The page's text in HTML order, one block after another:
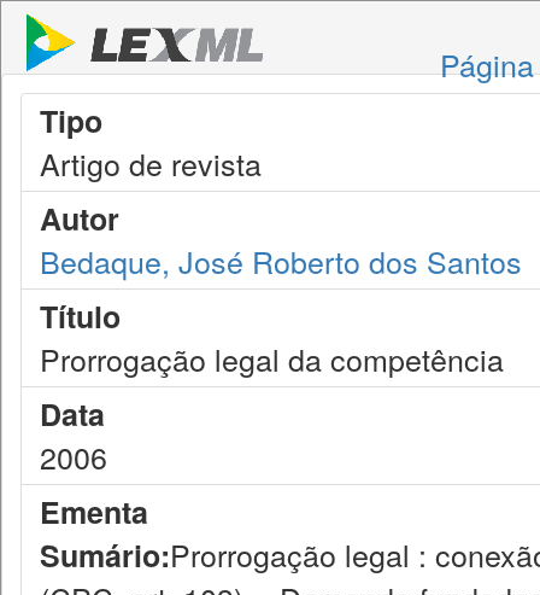
Tipo
Artigo de revista
Autor
Bedaque, José Roberto dos Santos
Título
Prorrogação legal da competência
Data
2006
Ementa
Sumário:Prorrogação legal :